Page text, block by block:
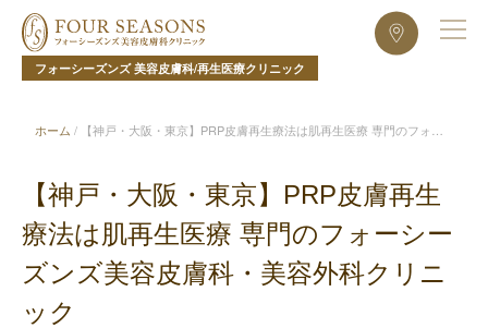
フォーシーズンズ 美容皮膚科/再生医療クリニック
ホーム /
【神戸・大阪・東京】PRP皮膚再生療法は肌再生医療 専門のフォー
【神戸・大阪・東京】PRP皮膚再生
療法は肌再生医療 専門のフォーシー
ズンズ美容皮膚科・美容外科クリニ
ック